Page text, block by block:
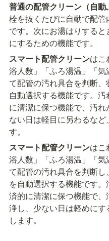
普通の配管クリーン（自動
栓を抜くたびに自動で配
です。次にお湯はりする
にするための機能です。
スマート配管クリーンはこ
浴人数」「ふろ湯温」「
て配管の汚れ具合を判断
自動選択する機能です。
に清潔に保つ機能で、汚
ない日は軽目に另わるな
す。
スマート配管クリーンはこ
浴人数」「ふろ湯温」「
て配管の汚れ具合を判断
を自動選択する機能です
済的に清潔に保つ機能で
浄し、少ない日は軽めに
します。